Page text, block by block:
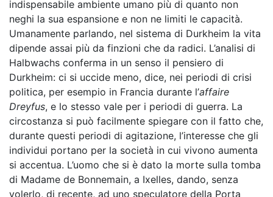
indispensabile ambiente umano più di quanto non
neghi la sua espansione e non ne limiti le capacità.
Umanamente parlando, nel sistema di Durkheim la vita
dipende assai più da finzioni che da radici. L’analisi di
Halbwachs conferma in un senso il pensiero di
Durkheim: ci si uccide meno, dice, nei periodi di crisi
politica, per esempio in Francia durante l’affaire
Dreyfus, e lo stesso vale per i periodi di guerra. La
circostanza si può facilmente spiegare con il fatto che,
durante questi periodi di agitazione, l’interesse che gli
individui portano per la società in cui vivono aumenta
si accentua. L’uomo che si è dato la morte sulla tomba
di Madame de Bonnemain, a Ixelles, dando, senza
volerlo, di recente, ad uno speculatore della Porta